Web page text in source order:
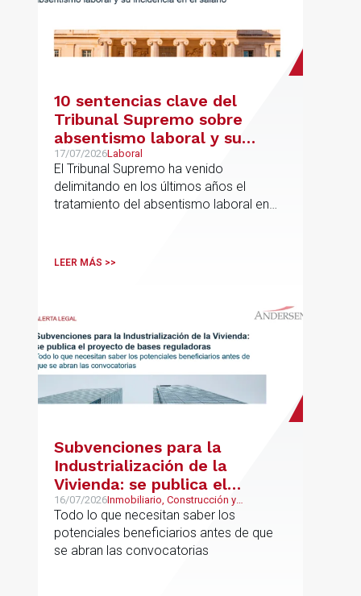
10 sentencias clave del
Tribunal Supremo sobre
absentismo laboral y su
incidencia en el salario
17/07/2026Laboral
El Tribunal Supremo ha venido
delimitando en los últimos años el
tratamiento del absentismo laboral en
asistencia, complementos de
LEER MÁS >>
Subvenciones para la
Industrialización de la
Vivienda: se publica el
proyecto de bases
reguladoras
16/07/2026Inmobiliario, Construcción y
Urbanismo
Todo lo que necesitan saber los
potenciales beneficiarios antes de que
se abran las convocatorias